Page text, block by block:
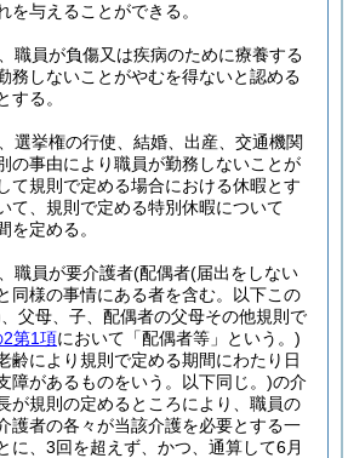
を与えることができる。
職員が負傷又は疾病のために療養する
務しないことがやむを得ないと認める
する。
選挙権の行使、結婚、出産、交通機関
の事由により職員が勤務しないことが
て規則で定める場合における休暇とす
て、規則で定める特別休暇について
を定める。
職員が要介護者(配偶者(届出をしない
同様の事情にある者を含む。以下この
、父母、子、配偶者の父母その他規則で
第1項において「配偶者等」という。)
齢により規則で定める期間にわたり日
障があるものをいう。以下同じ。)の介
が規則の定めるところにより、職員の
護者の各々が当該介護を必要とする一
に、3回を超えず、かつ、通算して6月